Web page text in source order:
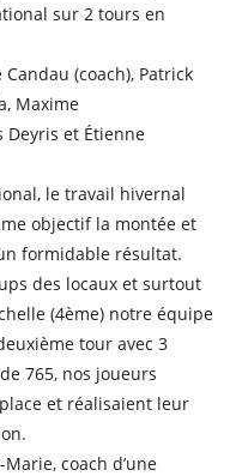
sur 2 tours en
(coach), Patrick
Maxime
Deyris et Étienne
le travail hivernal
objectif la montée et
formidable résultat.
des locaux et surtout
(4ème) notre équipe
tour avec 3
765, nos joueurs
et réalisaient leur
coach d’une